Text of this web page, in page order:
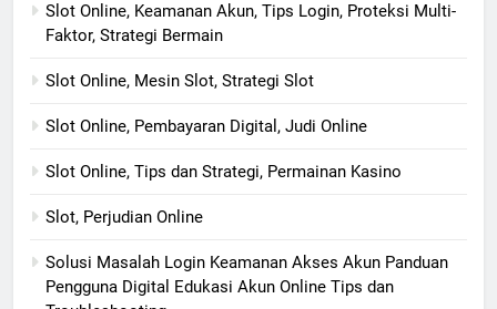
Slot Online, Keamanan Akun, Tips Login, Proteksi Multi-
Faktor, Strategi Bermain
Slot Online, Mesin Slot, Strategi Slot
Slot Online, Pembayaran Digital, Judi Online
Slot Online, Tips dan Strategi, Permainan Kasino
Slot, Perjudian Online
Solusi Masalah Login Keamanan Akses Akun Panduan
Pengguna Digital Edukasi Akun Online Tips dan